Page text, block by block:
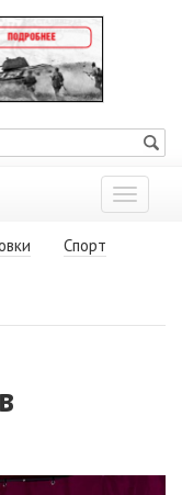
Показать
меню
Спорт